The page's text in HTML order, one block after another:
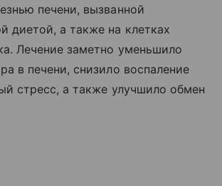
печени, вызванной
диетой, а также на клетках
Лечение заметно уменьшило
в печени, снизило воспаление
стресс, а также улучшило обмен